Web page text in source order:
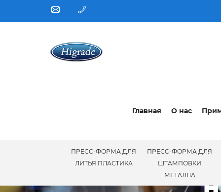
Главная О нас
ПРЕСС-ФОРМА ДЛЯ
ЛИТЬЯ ПЛАСТИКА
ПРЕСС-ФОРМА ДЛЯ
ШТАМПОВКИ
МЕТАЛЛА